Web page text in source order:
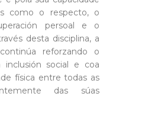
como o respecto, o
persoal e o
desta disciplina, a
reforzando o
social e coa
física entre todas as
das súas